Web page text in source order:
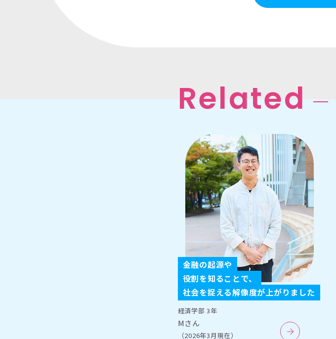
Related
金融の起源や
役割を知ることで、
社会を捉える解像度が上がりました
経済学部 3年
Mさん
（2026年3月現在）